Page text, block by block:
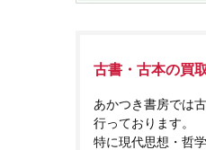
古書・古本の買
あかつき書房では
行っております。
特に現代思想・哲